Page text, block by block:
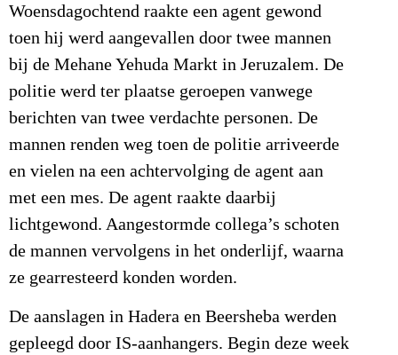
Woensdagochtend raakte een agent gewond
toen hij werd aangevallen door twee mannen
bij de Mehane Yehuda Markt in Jeruzalem. De
politie werd ter plaatse geroepen vanwege
berichten van twee verdachte personen. De
mannen renden weg toen de politie arriveerde
en vielen na een achtervolging de agent aan
met een mes. De agent raakte daarbij
lichtgewond. Aangestormde collega’s schoten
de mannen vervolgens in het onderlijf, waarna
ze gearresteerd konden worden.
De aanslagen in Hadera en Beersheba werden
gepleegd door IS-aanhangers. Begin deze week